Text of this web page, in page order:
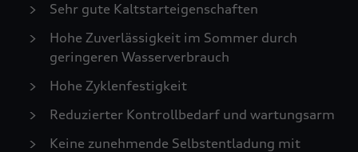
Sehr gute Kaltstarteigenschaften
Hohe Zuverlässigkeit im Sommer durch
geringeren Wasserverbrauch
Hohe Zyklenfestigkeit
Reduzierter Kontrollbedarf und wartungsarm
Keine zunehmende Selbstentladung mit